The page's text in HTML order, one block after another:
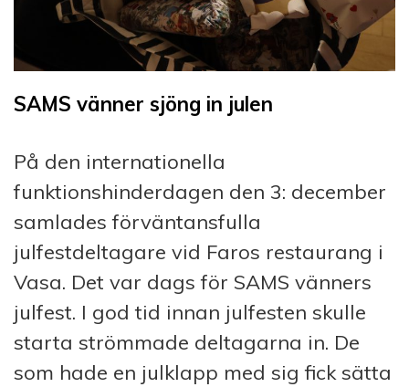
SAMS vänner sjöng in julen
På den internationella
funktionshinderdagen den 3: december
samlades förväntansfulla
julfestdeltagare vid Faros restaurang i
Vasa. Det var dags för SAMS vänners
julfest. I god tid innan julfesten skulle
starta strömmade deltagarna in. De
som hade en julklapp med sig fick sätta